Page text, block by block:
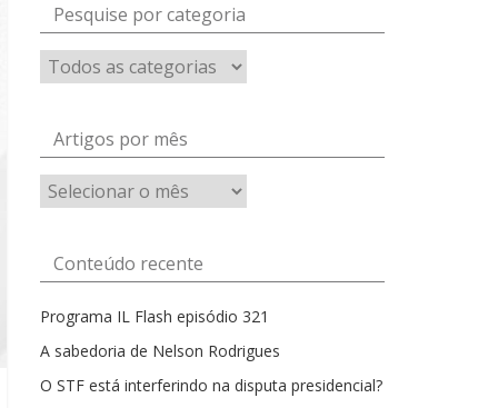
Pesquise por categoria
Artigos por mês
Artigos
por
Conteúdo recente
Programa IL Flash episódio 321
A sabedoria de Nelson Rodrigues
O STF está interferindo na disputa presidencial?